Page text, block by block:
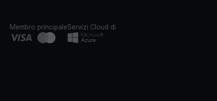
Membro principaleServizi Cloud di